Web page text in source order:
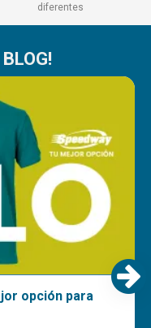
diferentes
opción para